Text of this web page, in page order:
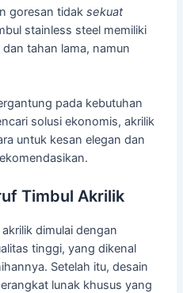
goresan tidaksekuat
stainless steel memiliki
tahan lama, namun
pada kebutuhan
solusi ekonomis, akrilik
untuk kesan elegan dan
Timbul Akrilik
dimulai dengan
tinggi, yang dikenal
Setelah itu, desain
lunak khusus yang